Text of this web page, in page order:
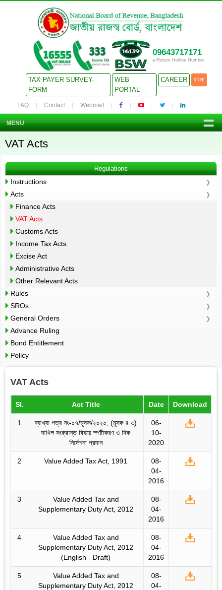
09643717171
e-Return Hotline Number
TAX PAYER SURVEY-
FORM
WEB
PORTAL
CAREER বাংলা
FAQ Contact Webmail
MENU
VAT Acts
Regulations
Instructions
Acts
Finance Acts
VAT Acts
Customs Acts
Income Tax Acts
Excise Act
Administrative Acts
Other Relevant Acts
Rules
SROs
General Orders
Advance Ruling
Bond Entitlement
Policy
VAT Acts
Sl. Act Title Date Download
1
ব্যাখ্যা পত্র নং-০৭/মূসক/২০২০, (মূসক ৪.৩)
দাখিল সংক্রান্ত বিষয়ে স্পষ্টীকরণ ও দিক
নির্দেশনা প্রদান
06-
10-
2020
2 Value Added Tax Act, 1991
08-
04-
2016
3
Value Added Tax and
Supplementary Duty Act, 2012
08-
04-
2016
4
Value Added Tax and
Supplementary Duty Act, 2012
(English - Draft)
08-
04-
2016
5
Value Added Tax and
Supplementary Duty Act, 2012
08-
04-